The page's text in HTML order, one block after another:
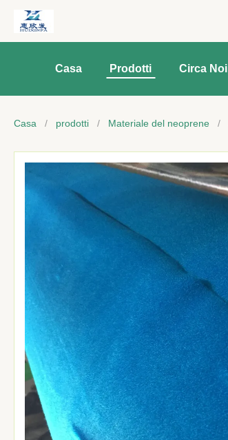
Casa Prodotti Circa Noi
Casa / prodotti / Materiale del neoprene /